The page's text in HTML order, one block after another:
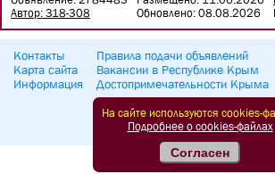
Автор: 318-308
Обновлено: 08.08.2026
Контакты
Карта сайта
Информация
Правила подачи объявлений
Вакансии в Республике Крым
Достопримечательности Крыма
На сайте используются cookies-
Подробнее о cookies-файлах
Согласен